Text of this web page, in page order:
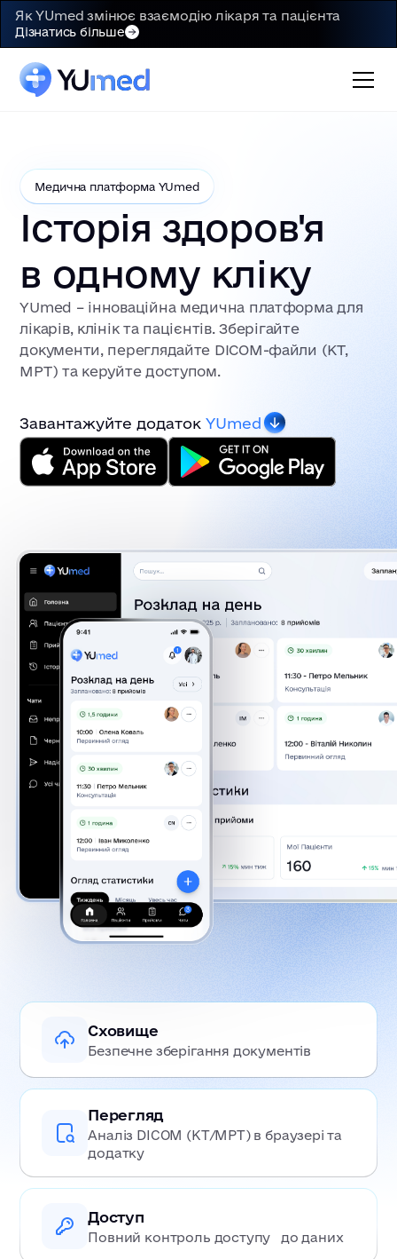
Як YUmed змінює взаємодію лікаря та пацієнта
Дізнатись більше
Медична платформа YUmed
Історія здоров'я
в одному кліку
YUmed – інноваційна медична платформа для
лікарів, клінік та пацієнтів. Зберігайте
документи, переглядайте DICOM-файли (КТ,
МРТ) та керуйте доступом.
Завантажуйте додатокYUmed
Сховище
Безпечне зберігання документів
Перегляд
Аналіз DICOM (КТ/МРТ) в браузері та
додатку
Доступ
Повний контроль доступу до даних